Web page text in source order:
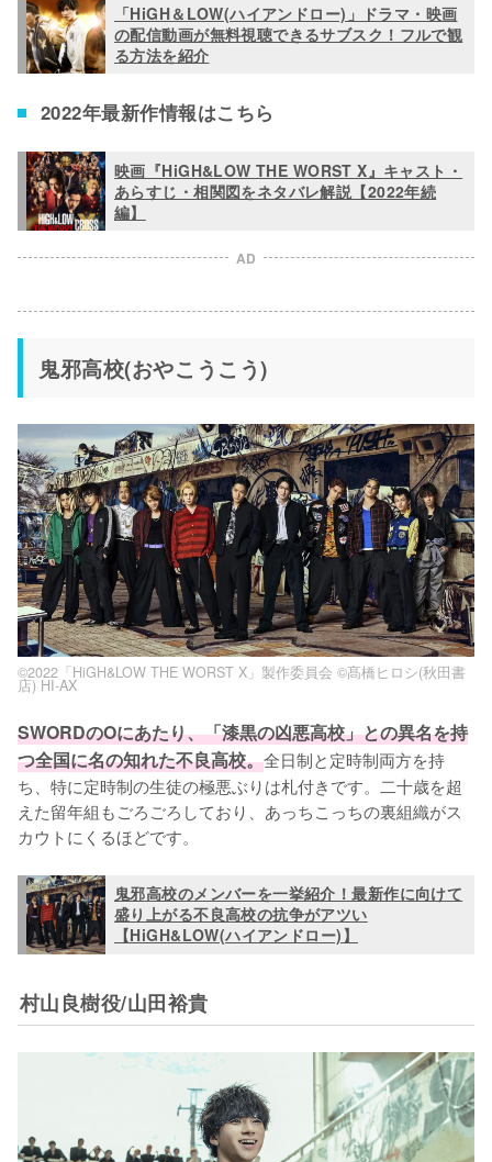
「HiGH＆LOW(ハイアンドロー)」ドラマ・映画
の配信動画が無料視聴できるサブスク！フルで観
る方法を紹介
2022年最新作情報はこちら
映画『HiGH&LOW THE WORST X』キャスト・
あらすじ・相関図をネタバレ解説【2022年続
編】
AD
⻤邪高校(おやこうこう)
©2022「HiGH&LOW THE WORST X」製作委員会 ©髙橋ヒロシ(秋田書
店) HI-AX
SWORDのOにあたり、「漆黒の凶悪高校」との異名を持
つ全国に名の知れた不良高校。全日制と定時制両方を持
ち、特に定時制の生徒の極悪ぶりは札付きです。二十歳を超
えた留年組もごろごろしており、あっちこっちの裏組織がス
カウトにくるほどです。
鬼邪高校のメンバーを一挙紹介！最新作に向けて
盛り上がる不良高校の抗争がアツい
【HiGH&LOW(ハイアンドロー)】
村山良樹役/山田裕貴